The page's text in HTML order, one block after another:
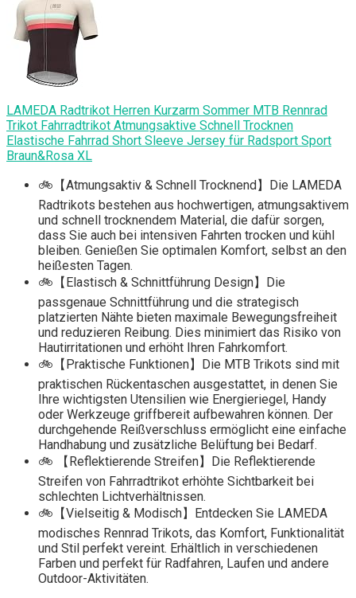
LAMEDA Radtrikot Herren Kurzarm Sommer MTB Rennrad
Trikot Fahrradtrikot Atmungsaktive Schnell Trocknen
Elastische Fahrrad Short Sleeve Jersey für Radsport Sport
Braun&Rosa XL
🚲【Atmungsaktiv & Schnell Trocknend】Die LAMEDA
Radtrikots bestehen aus hochwertigen, atmungsaktivem
und schnell trocknendem Material, die dafür sorgen,
dass Sie auch bei intensiven Fahrten trocken und kühl
bleiben. Genießen Sie optimalen Komfort, selbst an den
heißesten Tagen.
🚲【Elastisch & Schnittführung Design】Die
passgenaue Schnittführung und die strategisch
platzierten Nähte bieten maximale Bewegungsfreiheit
und reduzieren Reibung. Dies minimiert das Risiko von
Hautirritationen und erhöht Ihren Fahrkomfort.
🚲【Praktische Funktionen】Die MTB Trikots sind mit
praktischen Rückentaschen ausgestattet, in denen Sie
Ihre wichtigsten Utensilien wie Energieriegel, Handy
oder Werkzeuge griffbereit aufbewahren können. Der
durchgehende Reißverschluss ermöglicht eine einfache
Handhabung und zusätzliche Belüftung bei Bedarf.
🚲 【Reflektierende Streifen】Die Reflektierende
Streifen von Fahrradtrikot erhöhte Sichtbarkeit bei
schlechten Lichtverhältnissen.
🚲【Vielseitig & Modisch】Entdecken Sie LAMEDA
modisches Rennrad Trikots, das Komfort, Funktionalität
und Stil perfekt vereint. Erhältlich in verschiedenen
Farben und perfekt für Radfahren, Laufen und andere
Outdoor-Aktivitäten.